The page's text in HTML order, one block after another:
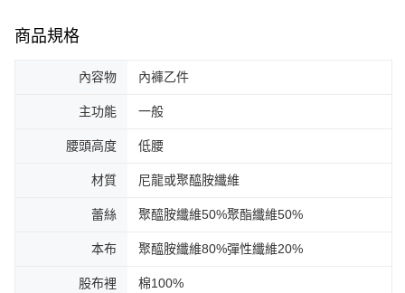
商品規格
內容物 內褲乙件
主功能 一般
腰頭高度 低腰
材質 尼龍或聚醯胺纖維
蕾絲 聚醯胺纖維50%聚酯纖維50%
本布 聚醯胺纖維80%彈性纖維20%
股布裡 棉100%